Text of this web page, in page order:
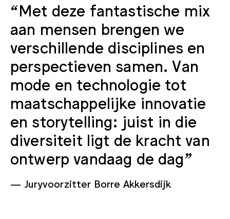
“Met deze fantastische mix
aan mensen brengen we
verschillende disciplines en
perspectieven samen. Van
mode en technologie tot
maatschappelijke innovatie
en storytelling: juist in die
diversiteit ligt de kracht van
ontwerp vandaag de dag”
Juryvoorzitter Borre Akkersdijk